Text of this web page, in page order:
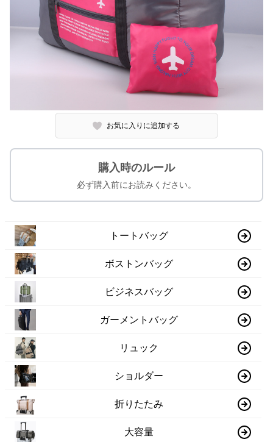
お気に入りに追加する
購入時のルール
必ず購入前にお読みください。
トートバッグ
ボストンバッグ
ビジネスバッグ
ガーメントバッグ
リュック
ショルダー
折りたたみ
大容量